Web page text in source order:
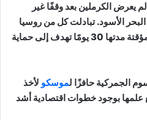
يعرض الكرملين بعد وقفًا غير
الأسود. تبادلت كل من روسيا
وأوكرانيا الاتهامات بانتهاك هدنة مؤقتة مدتها 30 يومًا تهدف إلى حماية
الجمركية حافزًا لموسكو لأخذ
بوجود خطوات اقتصادية أشد